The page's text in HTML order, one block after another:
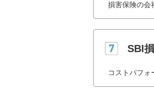
損害保険の会
SBI
コストパフォ